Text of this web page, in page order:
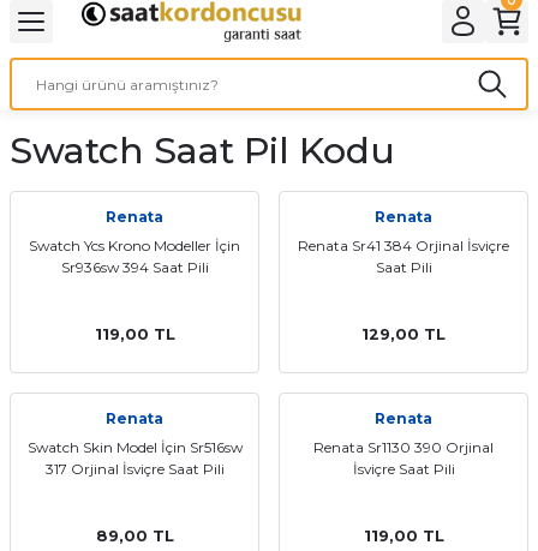
Geri Dön
& ELEKTİRİK AYDINLATMA & ELEKTRİK
AYDINLATMA
OFİS MALZEMELERİ
Geri Dön
ve Cihaz Pilleri
ÇEŞİTLERİ
ÇEŞİTLERİ
Geri Dön
Geri Dön
Kordon Çeşitleri
kordonları
Kordonu
saat kordonu
Kordonları
Swatch Saat Pil Kodu
Renata
Swatch Ycs Krono Modeller İçin
Sr936sw 394 Saat Pili
119,00 TL
Renata
Renata Sr41 384 Orjinal İsviçre
Saat Pili
129,00 TL
Renata
Swatch Skin Model İçin Sr516sw
317 Orjinal İsviçre Saat Pili
89,00 TL
Renata
Renata Sr1130 390 Orjinal
İsviçre Saat Pili
119,00 TL